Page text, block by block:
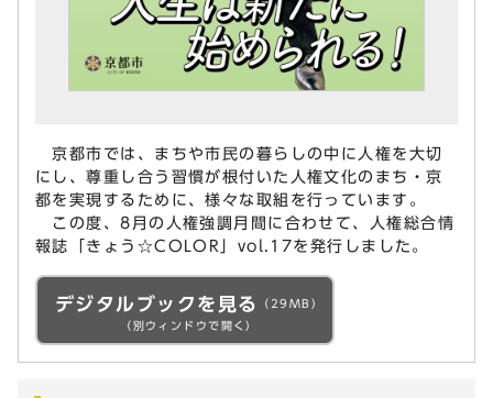
京都市では、まちや市民の暮らしの中に人権を大切
にし、尊重し合う習慣が根付いた人権文化のまち・京
都を実現するために、様々な取組を行っています。
この度、8月の人権強調月間に合わせて、人権総合情
報誌「きょう☆COLOR」vol.17を発行しました。
デジタルブックを見る
（29MB）
（別ウィンドウで開く）